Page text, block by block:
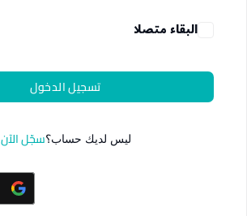
البقاء متصلا
تسجيل الدخول
ليس لديك حساب؟سجّل الآن